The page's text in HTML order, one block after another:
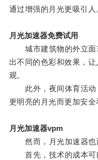
通过增强的月光更吸引人
月光加速器免费试用
城市建筑物的外立面
出不同的色彩和效果，
观。
此外，夜间体育活动
更明亮的月光而更加安全
月光加速器vpm
然而，月光加速器也
首先，技术的成本可